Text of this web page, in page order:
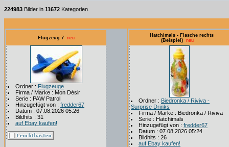
224983 Bilder in 11672 Kategorien.
Flugzeug 7 neu
Ordner : Flugzeuge
Firma / Marke : Mon Désir
Serie : PAW Patrol
Hinzugefügt von : fredder67
Datum : 07.08.2026 05:26
Bildhits : 31
auf Ebay kaufen!
Hatchimals - Flasche rechts
(Beispiel)
neu
Ordner : Biedronka / Riviva -
Surprise Drinks
Firma / Marke : Biedronka / Riviva
Serie : Hatchimals
Hinzugefügt von : fredder67
Datum : 07.08.2026 05:24
Bildhits : 26
auf Ebay kaufen!